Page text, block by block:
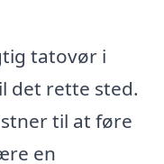
tatovør i
det rette sted.
til at føre
en